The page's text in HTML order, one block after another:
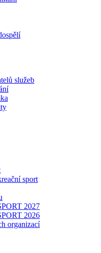
služeb
sport
2027
2026
organizací